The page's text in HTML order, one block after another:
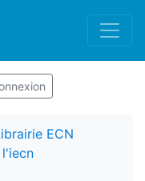
ECN
l'iecn